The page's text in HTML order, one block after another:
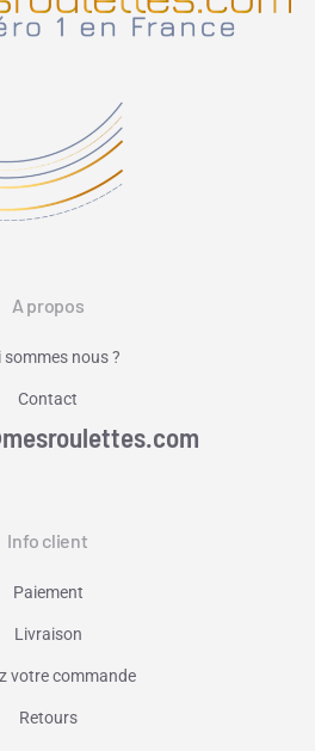
A propos
sommes nous ?
Contact
Info client
Paiement
Livraison
votre commande
Retours